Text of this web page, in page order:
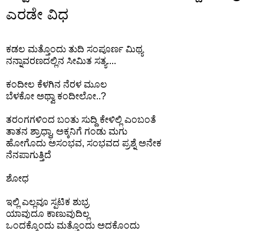
ಎರಡೇ ವಿಧ
ಕಡಲ ಮತ್ತೊಂದು ತುದಿ ಸಂಪೂರ್ಣ ಮಿಥ್ಯ
ನನ್ನಾವರಣದಲ್ಲಿನ ಸೀಮಿತ ಸತ್ಯ....
ಕಂದೀಲ ಕೆಳಗಿನ ನೆರಳ ಮೂಲ
ಬೆಳಕೋ ಅಥ್ವಾ ಕಂದೀಲೋ..?
ತರಂಗಗಳಿಂದ ಬಂತು ಸುದ್ದಿ ಕೇಳಿಲ್ಲಿ ಎಂಬಂತೆ
ತಾತನ ಶ್ರಾಧ್ಧಾ, ಅಕ್ಕನಿಗೆ ಗಂಡು ಮಗು
ಹೋಗೊದು ಅಸಂಭವ, ಸಂಭವದ ಪ್ರಶ್ನೆ ಅನೇಕ
ನೆನಪಾಗುತ್ತಿದೆ
ಶೋಧ
ಇಲ್ಲಿ ಎಲ್ಲವೂ ಸ್ಪಟಿಕ ಶುಭ್ರ
ಯಾವುದೂ ಕಾಣುವುದಿಲ್ಲ
ಒಂದಕ್ಕೊಂದು ಮತ್ತೊಂದು ಅದಕೊಂದು